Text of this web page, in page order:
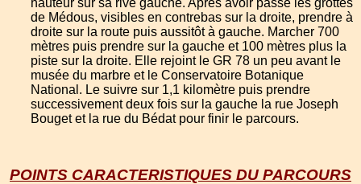
de Médous, visibles en contrebas sur la droite, prendre à
droite sur la route puis aussitôt à gauche. Marcher 700
mètres puis prendre sur la gauche et 100 mètres plus la
piste sur la droite. Elle rejoint le GR 78 un peu avant le
musée du marbre et le Conservatoire Botanique
National. Le suivre sur 1,1 kilomètre puis prendre
successivement deux fois sur la gauche la rue Joseph
Bouget et la rue du Bédat pour finir le parcours.
POINTS CARACTERISTIQUES DU PARCOURS